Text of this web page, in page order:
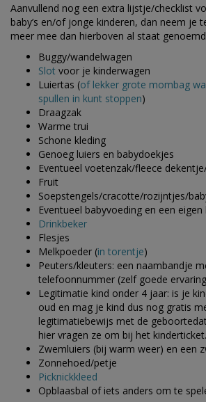
Aanvullend nog een extra lijstje/checklist
baby’s en/of jonge kinderen, dan neem je
meer mee dan hierboven al staat
Buggy/wandelwagen
Slot voor je kinderwagen
Luiertas (of lekker grote mombag
spullen in kunt stoppen)
Draagzak
Warme trui
Schone kleding
Genoeg luiers en babydoekjes
Eventueel voetenzak/fleece
Fruit
Soepstengels/cracotte/rozijntjes/
Eventueel babyvoeding en een eigen
Drinkbeker
Flesjes
Melkpoeder (in torentje)
Peuters/kleuters: een naambandje
telefoonnummer (zelf goede
Legitimatie kind onder 4 jaar: is je
oud en mag je kind dus nog gratis
legitimatiebewijs met de
hier vragen ze om bij het
Zwemluiers (bij warm weer) en een
Zonnehoed/petje
Picknickkleed
Opblaasbal of iets anders om te